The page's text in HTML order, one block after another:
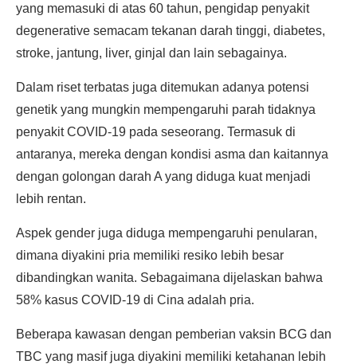
yang memasuki di atas 60 tahun, pengidap penyakit
degenerative semacam tekanan darah tinggi, diabetes,
stroke, jantung, liver, ginjal dan lain sebagainya.
Dalam riset terbatas juga ditemukan adanya potensi
genetik yang mungkin mempengaruhi parah tidaknya
penyakit COVID-19 pada seseorang. Termasuk di
antaranya, mereka dengan kondisi asma dan kaitannya
dengan golongan darah A yang diduga kuat menjadi
lebih rentan.
Aspek gender juga diduga mempengaruhi penularan,
dimana diyakini pria memiliki resiko lebih besar
dibandingkan wanita. Sebagaimana dijelaskan bahwa
58% kasus COVID-19 di Cina adalah pria.
Beberapa kawasan dengan pemberian vaksin BCG dan
TBC yang masif juga diyakini memiliki ketahanan lebih